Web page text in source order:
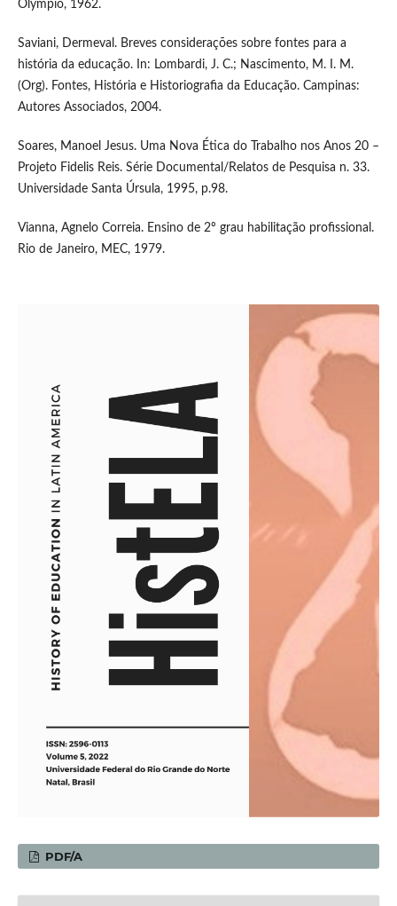
Olympio, 1962.
Saviani, Dermeval. Breves considerações sobre fontes para a
história da educação. In: Lombardi, J. C.; Nascimento, M. I. M.
(Org). Fontes, História e Historiografia da Educação. Campinas:
Autores Associados, 2004.
Soares, Manoel Jesus. Uma Nova Ética do Trabalho nos Anos 20 –
Projeto Fidelis Reis. Série Documental/Relatos de Pesquisa n. 33.
Universidade Santa Úrsula, 1995, p.98.
Vianna, Agnelo Correia. Ensino de 2º grau habilitação profissional.
Rio de Janeiro, MEC, 1979.
PDF/A